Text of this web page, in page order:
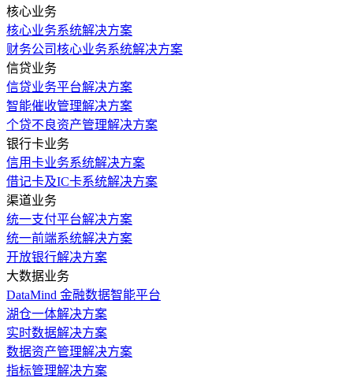
核心业务
核心业务系统解决方案
财务公司核心业务系统解决方案
信贷业务
信贷业务平台解决方案
智能催收管理解决方案
个贷不良资产管理解决方案
银行卡业务
信用卡业务系统解决方案
借记卡及IC卡系统解决方案
渠道业务
统一支付平台解决方案
统一前端系统解决方案
开放银行解决方案
大数据业务
DataMind 金融数据智能平台
湖仓一体解决方案
实时数据解决方案
数据资产管理解决方案
指标管理解决方案